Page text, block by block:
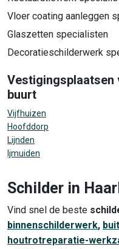
Vloer coating aanleggen
Glaszetten specialisten
Decoratieschilderwerk
Vestigingsplaatsen
buurt
Vijfhuizen
Hoofddorp
Lijnden
Ijmuiden
Schilder in
Vind snel de beste
binnenschilderwerk,
houtrotreparatie-